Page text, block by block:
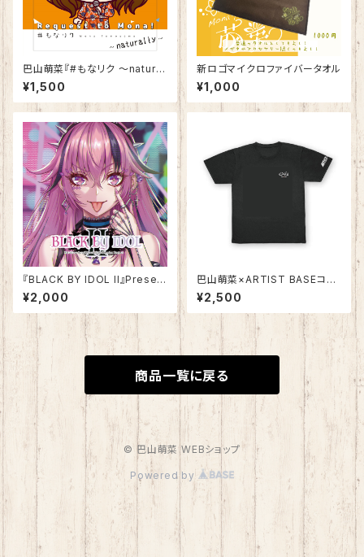
巴山萌菜『#もなリク ～natural
ly～』CD
¥1,500
新ロゴマイクロファイバータオル
¥1,000
『BLACK BY IDOL II』Present
ed by SOUTH OF HEAVEN
¥2,000
巴山萌菜×ARTIST BASEコラ
ボレーション「“もな&くる” Tシ
ャツ」
¥2,500
商品一覧に戻る
© 巴山萌菜 WEBショップ
Powered by